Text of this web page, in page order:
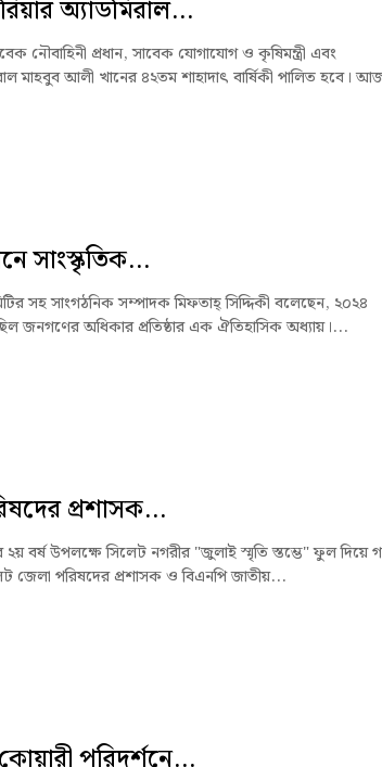
অ্যাডমিরাল...
নৌবাহিনী প্রধান, সাবেক যোগাযোগ ও কৃষিমন্ত্রী এবং
মাহবুব আলী খানের ৪২তম শাহাদাৎ বার্ষিকী পালিত হবে।
সাংস্কৃতিক...
সহ সাংগঠনিক সম্পাদক মিফতাহ্ সিদ্দিকী বলেছেন, ২০২৪
জনগণের অধিকার প্রতিষ্ঠার এক ঐতিহাসিক অধ্যায়।...
প্রশাসক...
বর্ষ উপলক্ষে সিলেট নগরীর "জুলাই স্মৃতি স্তম্ভে" ফুল দিয়ে
জেলা পরিষদের প্রশাসক ও বিএনপি জাতীয়...